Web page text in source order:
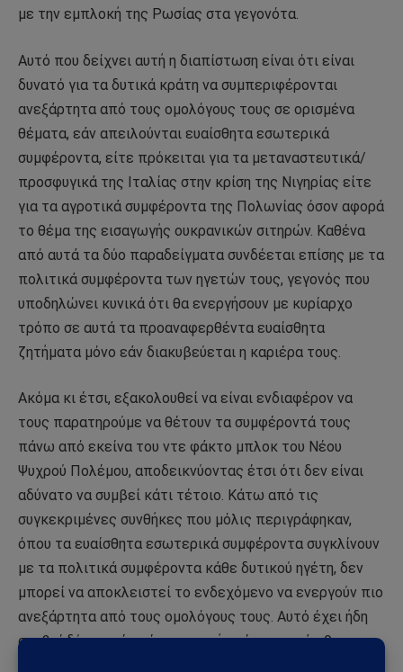
με την εμπλοκή της Ρωσίας στα γεγονότα.
Αυτό που δείχνει αυτή η διαπίστωση είναι ότι είναι
δυνατό για τα δυτικά κράτη να συμπεριφέρονται
ανεξάρτητα από τους ομολόγους τους σε ορισμένα
θέματα, εάν απειλούνται ευαίσθητα εσωτερικά
συμφέροντα, είτε πρόκειται για τα μεταναστευτικά/
προσφυγικά της Ιταλίας στην κρίση της Νιγηρίας είτε
για τα αγροτικά συμφέροντα της Πολωνίας όσον αφορά
το θέμα της εισαγωγής ουκρανικών σιτηρών. Καθένα
από αυτά τα δύο παραδείγματα συνδέεται επίσης με τα
πολιτικά συμφέροντα των ηγετών τους, γεγονός που
υποδηλώνει κυνικά ότι θα ενεργήσουν με κυρίαρχο
τρόπο σε αυτά τα προαναφερθέντα ευαίσθητα
ζητήματα μόνο εάν διακυβεύεται η καριέρα τους.
Ακόμα κι έτσι, εξακολουθεί να είναι ενδιαφέρον να
τους παρατηρούμε να θέτουν τα συμφέροντά τους
πάνω από εκείνα του ντε φάκτο μπλοκ του Νέου
Ψυχρού Πολέμου, αποδεικνύοντας έτσι ότι δεν είναι
αδύνατο να συμβεί κάτι τέτοιο. Κάτω από τις
συγκεκριμένες συνθήκες που μόλις περιγράφηκαν,
όπου τα ευαίσθητα εσωτερικά συμφέροντα συγκλίνουν
με τα πολιτικά συμφέροντα κάθε δυτικού ηγέτη, δεν
μπορεί να αποκλειστεί το ενδεχόμενο να ενεργούν πιο
ανεξάρτητα από τους ομολόγους τους. Αυτό έχει ήδη
συμβεί δύο φορές μέχρι στιγμής μέσα σε ισάριθμες